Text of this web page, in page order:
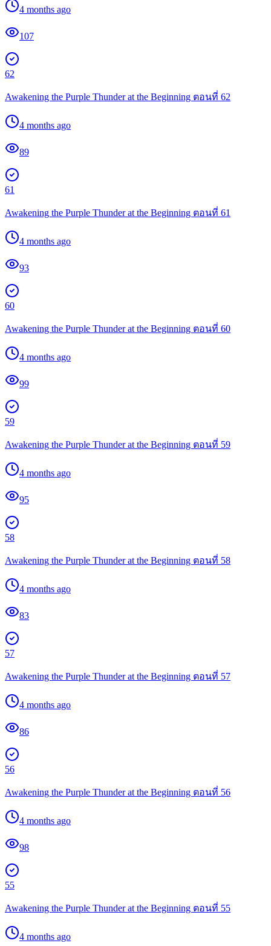
4 months ago
107
62
Awakening the Purple Thunder at the Beginning ตอนที่ 62
4 months ago
89
61
Awakening the Purple Thunder at the Beginning ตอนที่ 61
4 months ago
93
60
Awakening the Purple Thunder at the Beginning ตอนที่ 60
4 months ago
99
59
Awakening the Purple Thunder at the Beginning ตอนที่ 59
4 months ago
95
58
Awakening the Purple Thunder at the Beginning ตอนที่ 58
4 months ago
83
57
Awakening the Purple Thunder at the Beginning ตอนที่ 57
4 months ago
86
56
Awakening the Purple Thunder at the Beginning ตอนที่ 56
4 months ago
98
55
Awakening the Purple Thunder at the Beginning ตอนที่ 55
4 months ago